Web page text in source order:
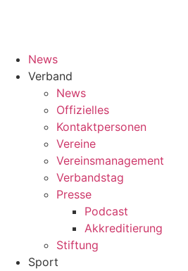
News
Verband
News
Offizielles
Kontaktpersonen
Vereine
Vereinsmanagement
Verbandstag
Presse
Podcast
Akkreditierung
Stiftung
Sport